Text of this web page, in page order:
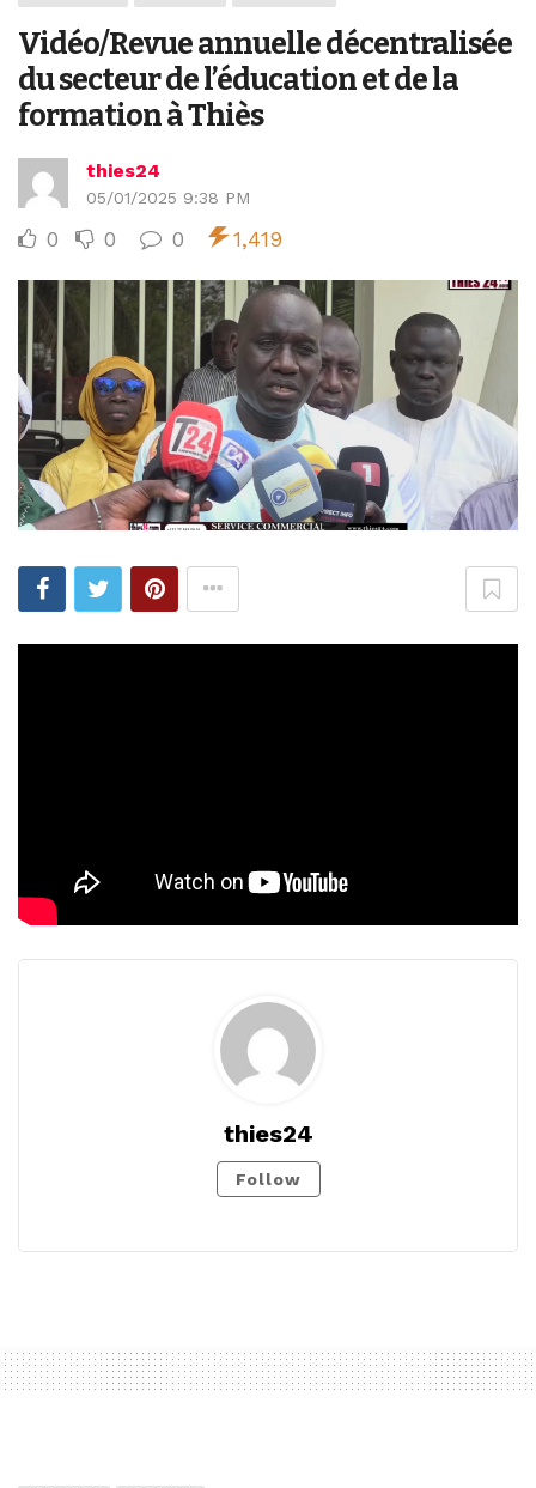
Vidéo/Revue annuelle décentralisée
du secteur de l’éducation et de la
formation à Thiès
thies24
05/01/2025 9:38 PM
0 0 0 1,419
thies24
Follow